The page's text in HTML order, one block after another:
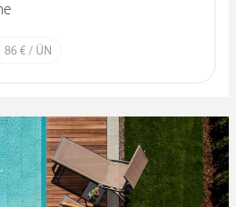
86 € / ÜN